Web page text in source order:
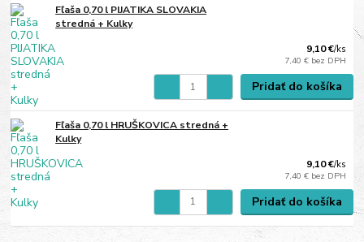
Fľaša 0,70 l PIJATIKA SLOVAKIA
stredná + Kulky
9,10 €/ks
7,40 € bez DPH
Pridať do košíka
Fľaša 0,70 l HRUŠKOVICA stredná +
Kulky
9,10 €/ks
7,40 € bez DPH
Pridať do košíka